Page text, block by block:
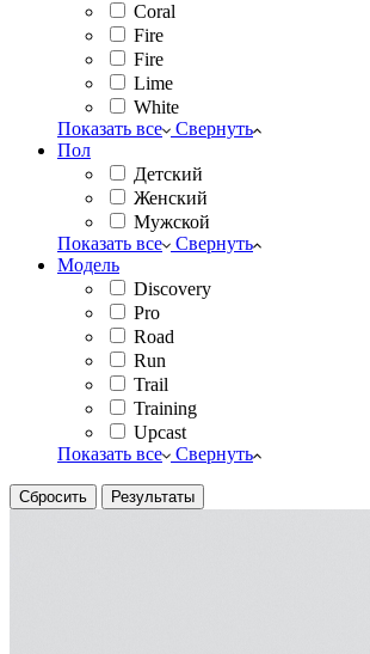
Coral
Fire
Fire
Lime
White
Показать все
Свернуть
Пол
Детский
Женский
Мужской
Показать все
Свернуть
Модель
Discovery
Pro
Road
Run
Trail
Training
Upcast
Показать все
Свернуть
Сбросить Результаты